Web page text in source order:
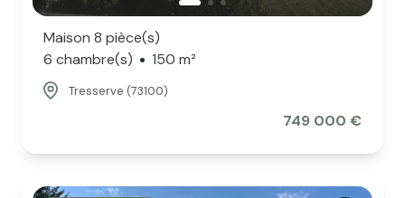
Maison 8 pièce(s)
6 chambre(s)
150 m²
Tresserve (73100)
749 000 €